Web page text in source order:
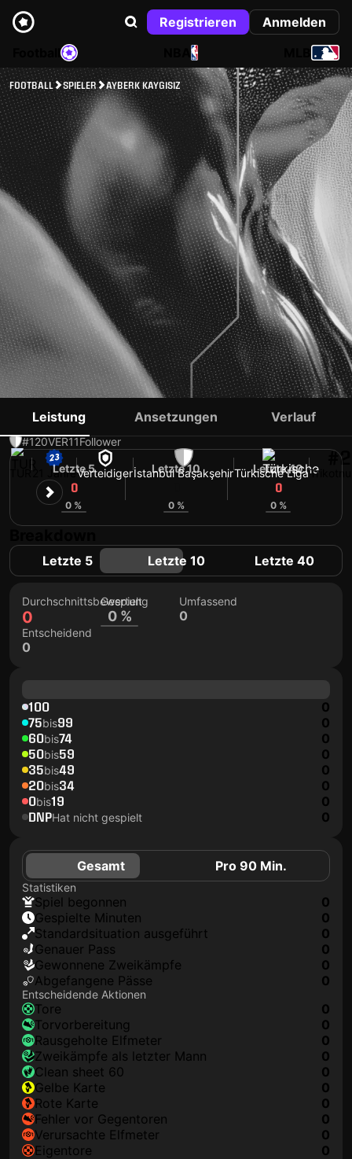
Registrieren
Anmelden
NBA
FOOTBALL SPIELER AYBERK KAYGISIZ
AYBERK KAYGISIZ
#120VER11Follower
21 JahreVerteidigerİstanbul BaşakşehirTürkische Liga
Leistung Ansetzungen Verlauf
Letzte 5
0
0 %
Letzte 10
0 %
Letzte 40
0
0 %
Letzte 5 Letzte 10 Letzte 40
Durchschnittsbewertung
0
Gespielt
0 %
Umfassend
0
Entscheidend
0
100 0
75bis99 0
60bis74 0
50bis59 0
35bis49 0
20bis34 0
0bis19 0
DNPHat nicht gespielt 0
Gesamt Pro 90 Min.
Statistiken
Spiel begonnen
0
Gespielte Minuten
0
Standardsituation ausgeführt
0
genauer Pass
0
Gewonnene Zweikämpfe
0
Abgefangene Pässe
0
Entscheidende Aktionen
Tore
0
Torvorbereitung
0
rausgeholte Elfmeter
0
Zweikämpfe als letzter Mann
0
clean sheet 60
0
gelbe Karte
0
rote Karte
0
Fehler vor Gegentoren
0
Verursachte Elfmeter
0
Eigentore
0